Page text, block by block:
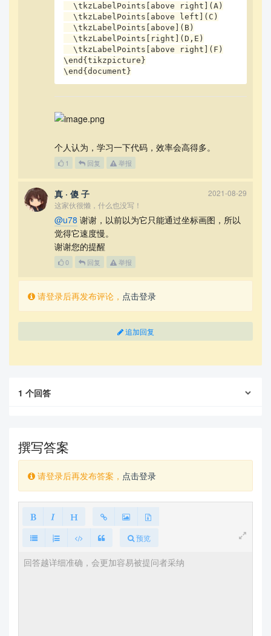
  \tkzLabelPoints[above right](A)
  \tkzLabelPoints[above left](C)
  \tkzLabelPoints[above](B)
  \tkzLabelPoints[right](D,E)
  \tkzLabelPoints[above right](F)
\end{tikzpicture}
\end{document}
个人认为，学习一下代码，效率会高得多。
1 回复 举报
真 · 傻 子
2021-08-29
这家伙很懒，什么也没写！
@u78 谢谢，以前以为它只能通过坐标画图，所以
觉得它速度慢。
谢谢您的提醒
0 回复 举报
请登录后再发布评论， 点击登录
追加回复
1 个回答
撰写答案
请登录后再发布答案， 点击登录
预览